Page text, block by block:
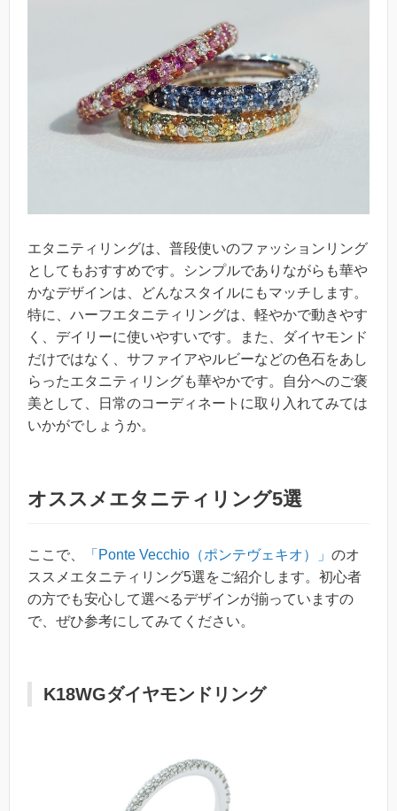
エタニティリングは、普段使いのファッションリング
としてもおすすめです。シンプルでありながらも華や
かなデザインは、どんなスタイルにもマッチします。
特に、ハーフエタニティリングは、軽やかで動きやす
く、デイリーに使いやすいです。また、ダイヤモンド
だけではなく、サファイアやルビーなどの色石をあし
らったエタニティリングも華やかです。自分へのご褒
美として、日常のコーディネートに取り入れてみては
いかがでしょうか。
オススメエタニティリング5選
ここで、 「Ponte Vecchio（ポンテヴェキオ）」 のオ
ススメエタニティリング5選をご紹介します。初心者
の方でも安心して選べるデザインが揃っていますの
で、ぜひ参考にしてみてください。
K18WGダイヤモンドリング